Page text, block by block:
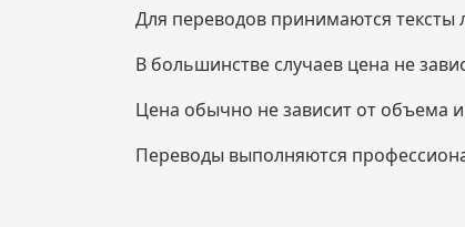
Для переводов принимаются
В большинстве случаев цена не
Цена обычно не зависит от объема
Переводы выполняются